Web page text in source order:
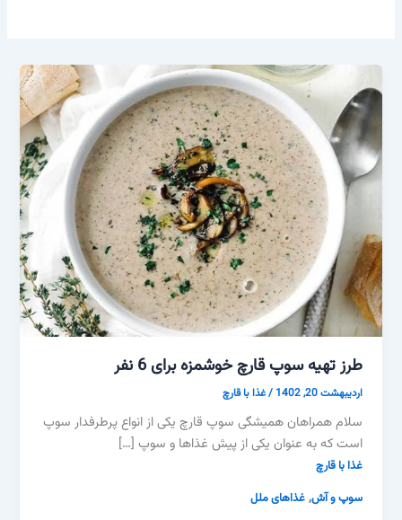
طرز تهیه سوپ قارچ خوشمزه برای 6 نفر
اردیبهشت 20, 1402 /غذا با قارچ
سلام همراهان همیشگی سوپ قارچ یکی از انواع پرطرفدار سوپ
است که به عنوان یکی از پیش غذاها و سوپ […]
غذا با قارچ
سوپ و آش,غذاهای ملل